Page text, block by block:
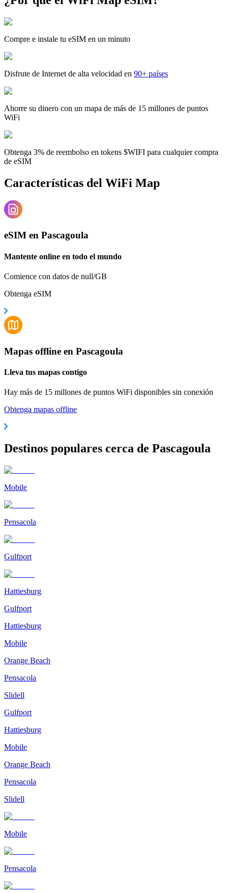
Compre e instale tu eSIM en un minuto
Disfrute de Internet de alta velocidad en 90+ países
Ahorre su dinero con un mapa de más de 15 millones de puntos
WiFi
Obtenga 3% de reembolso en tokens $WIFI para cualquier compra
de eSIM
Características del WiFi Map
eSIM en Pascagoula
Mantente online en todo el mundo
Comience con datos de null/GB
Obtenga eSIM
Mapas offline en Pascagoula
Lleva tus mapas contigo
Hay más de 15 millones de puntos WiFi disponibles sin conexión
Obtenga mapas offline
Destinos populares cerca de Pascagoula
Mobile
Pensacola
Gulfport
Hattiesburg
Gulfport
Hattiesburg
Mobile
Orange Beach
Pensacola
Slidell
Gulfport
Hattiesburg
Mobile
Orange Beach
Pensacola
Slidell
Mobile
Pensacola